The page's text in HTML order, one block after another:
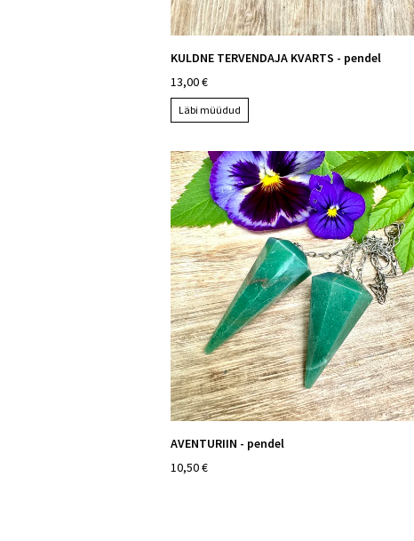
KULDNE TERVENDAJA KVARTS - pendel
13,00 €
Läbi müüdud
AVENTURIIN - pendel
10,50 €